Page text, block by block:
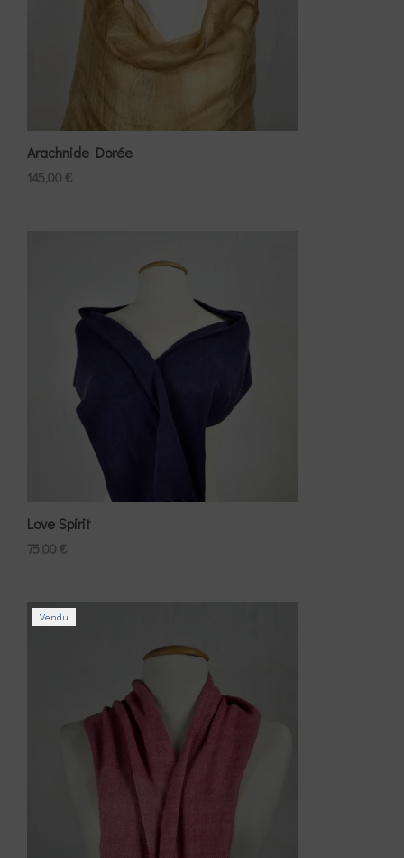
Arachnide Dorée
145,00 €
Love Spirit
75,00 €
Vendu